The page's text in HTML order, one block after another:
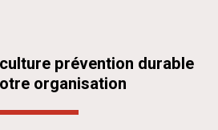
prévention durable
organisation